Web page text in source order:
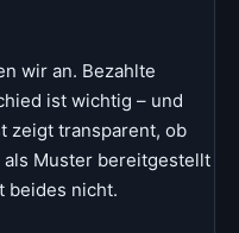
wir an. Bezahlte
ist wichtig – und
zeigt transparent, ob
Muster bereitgestellt
beides nicht.